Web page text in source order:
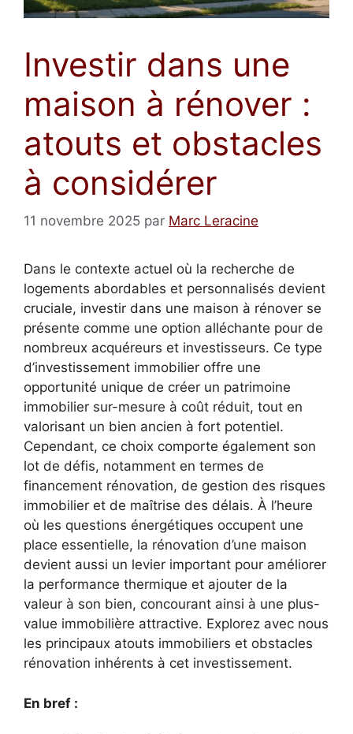
Investir dans une
maison à rénover :
atouts et obstacles
à considérer
11 novembre 2025 par Marc Leracine
Dans le contexte actuel où la recherche de
logements abordables et personnalisés devient
cruciale, investir dans une maison à rénover se
présente comme une option alléchante pour de
nombreux acquéreurs et investisseurs. Ce type
d’investissement immobilier offre une
opportunité unique de créer un patrimoine
immobilier sur-mesure à coût réduit, tout en
valorisant un bien ancien à fort potentiel.
Cependant, ce choix comporte également son
lot de défis, notamment en termes de
financement rénovation, de gestion des risques
immobilier et de maîtrise des délais. À l’heure
où les questions énergétiques occupent une
place essentielle, la rénovation d’une maison
devient aussi un levier important pour améliorer
la performance thermique et ajouter de la
valeur à son bien, concourant ainsi à une plus-
value immobilière attractive. Explorez avec nous
les principaux atouts immobiliers et obstacles
rénovation inhérents à cet investissement.
En bref :